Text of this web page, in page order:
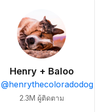
Henry + Baloo
@henrythecoloradodog
2.3M ผู้ติดตาม